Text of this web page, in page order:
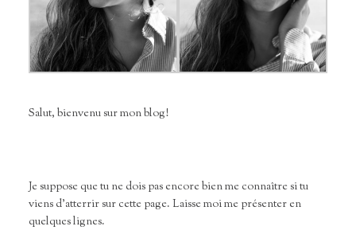
Salut, bienvenu sur mon blog!
Je suppose que tu ne dois pas encore bien me connaître si tu
viens d’atterrir sur cette page. Laisse moi me présenter en
quelques lignes.